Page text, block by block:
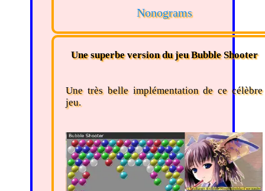
Nonograms
Une superbe version du jeu Bubble Shooter
Une très belle implémentation de ce célèbre
jeu.